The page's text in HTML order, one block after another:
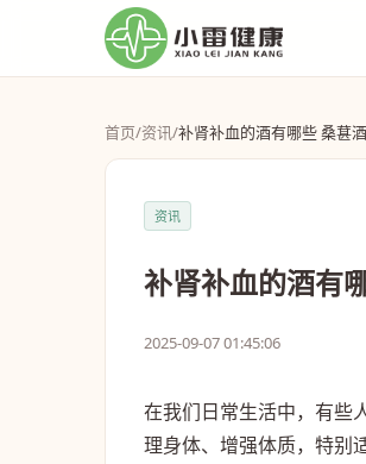
首页/资讯/补肾补血的酒有哪些 桑葚
资讯
补肾补血的酒有
2025-09-07 01:45:06
在我们日常生活中，有些
理身体、增强体质，特别